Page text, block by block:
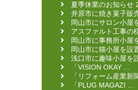
夏季休業のお知らせ
井原市に焼き菓子販
岡山市にサロン小屋
アスファルト工事の
岡山市に事務所小屋
岡山市に猫小屋を設
浅口市に趣味小屋を
「VISION OKAY ...
「リフォーム産業新
「PLUG MAGAZI ...